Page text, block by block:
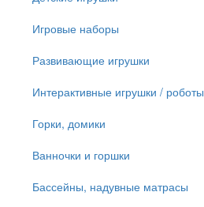
Игровые наборы
Развивающие игрушки
Интерактивные игрушки / роботы
Горки, домики
Ванночки и горшки
Бассейны, надувные матрасы